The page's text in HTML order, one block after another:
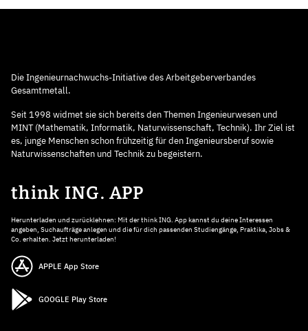
Die Ingenieurnachwuchs-Initiative des Arbeitgeberverbandes
Gesamtmetall.
Seit 1998 widmet sie sich bereits den Themen Ingenieurwesen und
MINT (Mathematik, Informatik, Naturwissenschaft, Technik). Ihr Ziel ist
es, junge Menschen schon frühzeitig für den Ingenieursberuf sowie
Naturwissenschaften und Technik zu begeistern.
think ING. APP
Herunterladen und zurücklehnen: Mit der think ING. App kannst du deine Interessen
angeben, Suchaufträge anlegen und die für dich passenden Studiengänge, Praktika, Jobs &
Co. erhalten. Jetzt herunterladen!
APPLE App Store
GOOGLE Play Store